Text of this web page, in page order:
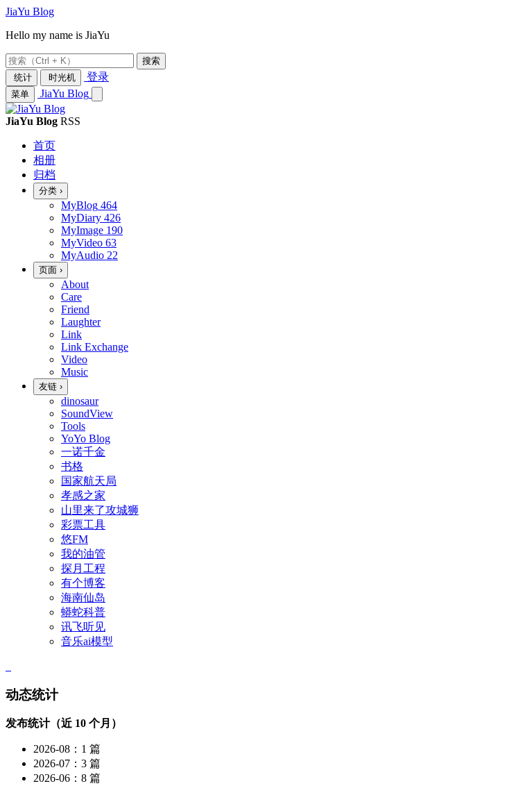
JiaYu Blog
Hello my name is JiaYu
搜索
统计
时光机 登录
菜单 JiaYu Blog
JiaYu Blog RSS
首页
相册
归档
分类 ›
MyBlog 464
MyDiary 426
MyImage 190
MyVideo 63
MyAudio 22
页面 ›
About
Care
Friend
Laughter
Link
Link Exchange
Video
Music
友链 ›
dinosaur
SoundView
Tools
YoYo Blog
一诺千金
书格
国家航天局
孝感之家
山里来了攻城狮
彩票工具
悠FM
我的油管
探月工程
有个博客
海南仙岛
蟒蛇科普
讯飞听见
音乐ai模型
动态统计
发布统计（近 10 个月）
2026-08：1 篇
2026-07：3 篇
2026-06：8 篇